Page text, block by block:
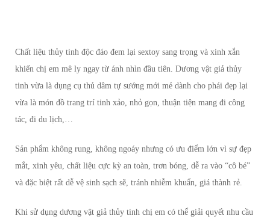
Chất liệu thủy tinh độc đáo đem lại sextoy sang trọng và xinh xắn
khiến chị em mê ly ngay từ ánh nhìn đầu tiên. Dương vật giả thủy
tinh vừa là dụng cụ thủ dâm tự sướng mới mẻ dành cho phái đẹp lại
vừa là món đồ trang trí tinh xảo, nhỏ gọn, thuận tiện mang đi công
tác, đi du lịch,…
Sản phẩm không rung, không ngoáy nhưng có ưu điểm lớn vì sự đẹp
mắt, xinh yêu, chất liệu cực kỳ an toàn, trơn bóng, dễ ra vào “cô bé”
và đặc biệt rất dễ vệ sinh sạch sẽ, tránh nhiễm khuẩn, giá thành rẻ.
Khi sử dụng dương vật giả thủy tinh chị em có thể giải quyết nhu cầu